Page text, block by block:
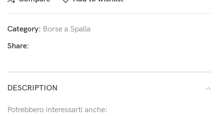
Category: Borse a Spalla
Share:
DESCRIPTION
Potrebbero interessarti anche: